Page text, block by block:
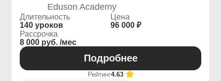
Eduson Academy
Длительность
140 уроков
Цена
96 000 ₽
Рассрочка
8 000 руб. /мес
Подробнее
Рейтинг4.63